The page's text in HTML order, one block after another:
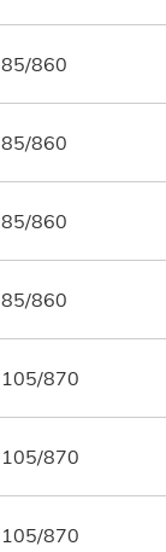
85/860
85/860
85/860
85/860
105/870
105/870
105/870